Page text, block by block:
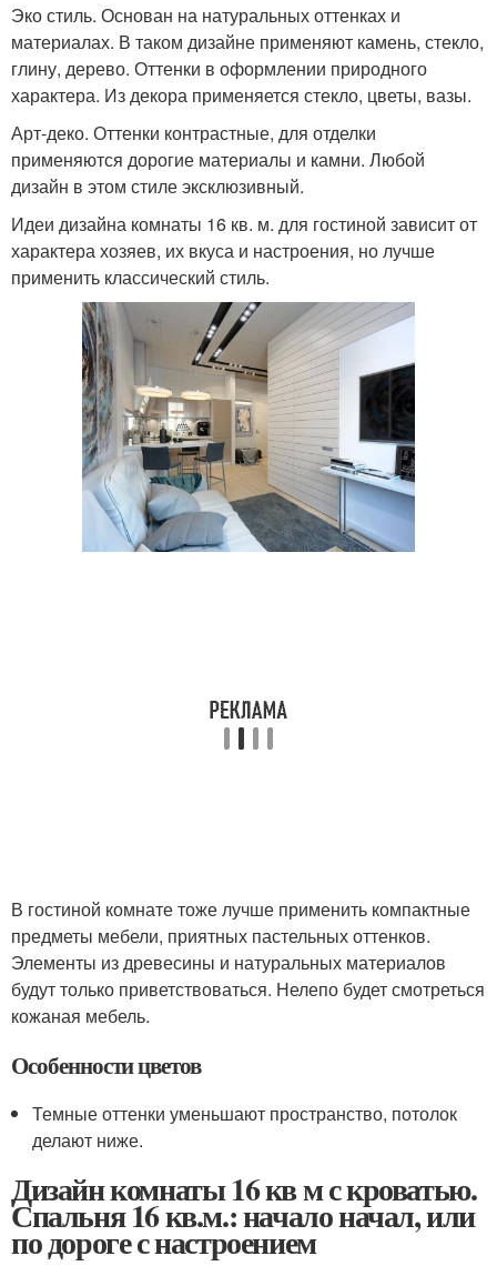
Эко стиль. Основан на натуральных оттенках и
материалах. В таком дизайне применяют камень, стекло,
глину, дерево. Оттенки в оформлении природного
характера. Из декора применяется стекло, цветы, вазы.
Арт-деко. Оттенки контрастные, для отделки
применяются дорогие материалы и камни. Любой
дизайн в этом стиле эксклюзивный.
Идеи дизайна комнаты 16 кв. м. для гостиной зависит от
характера хозяев, их вкуса и настроения, но лучше
применить классический стиль.
В гостиной комнате тоже лучше применить компактные
предметы мебели, приятных пастельных оттенков.
Элементы из древесины и натуральных материалов
будут только приветствоваться. Нелепо будет смотреться
кожаная мебель.
Особенности цветов
Темные оттенки уменьшают пространство, потолок
делают ниже.
Дизайн комнаты 16 кв м с кроватью.
Спальня 16 кв.м.: начало начал, или
по дороге с настроением